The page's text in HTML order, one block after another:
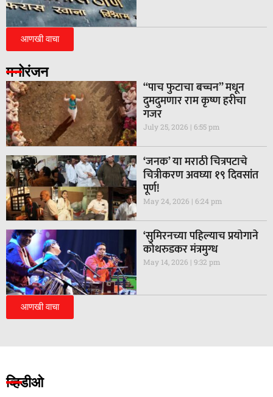
आणखी वाचा
मनोरंजन
“पाच फुटाचा बच्चन” मधून
दुमदुमणार राम कृष्ण हरीचा
गजर
July 25, 2026 6:55 pm
‘जनक’ या मराठी चित्रपटाचे
चित्रीकरण अवघ्या १९ दिवसांत
पूर्ण!
May 24, 2026 6:24 pm
‘सुमिरनच्या पहिल्याच प्रयोगाने
कोथरुडकर मंत्रमुग्ध
May 14, 2026 9:32 pm
आणखी वाचा
व्हिडीओ